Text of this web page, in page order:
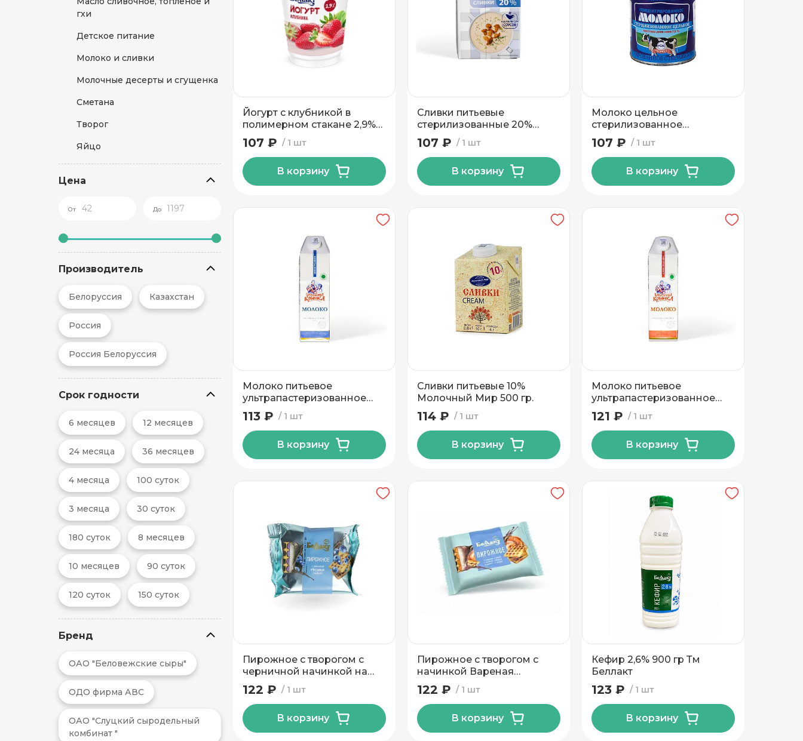
гхи
Детское питание
Молоко и сливки
Молочные десерты и сгущенка
Сметана
Творог
Яйцо
Цена
Производитель
Белоруссия Казахстан
Россия
Россия Белоруссия
Срок годности
6 месяцев 12 месяцев
24 месяца 36 месяцев
4 месяца 100 суток
3 месяца 30 суток
180 суток 8 месяцев
10 месяцев 90 суток
120 суток 150 суток
Бренд
ОАО "Беловежские сыры"
ОДО фирма АВС
ОАО "Слуцкий сыродельный
комбинат "
Йогурт с клубникой в
полимерном стакане 2,9%
380гр Тм Беллакт
1 шт
107 ₽
В корзину
Сливки питьевые
стерилизованные 20%
200гр Тм Беллакт
1 шт
107 ₽
В корзину
Молоко цельное
стерилизованное
концентрированное 8,6%
ТМ Рогачевъ 300 гр
1 шт
107 ₽
В корзину
Молоко питьевое
ультрапастеризованное
Бабушкина крынка 2,5% ТМ
Бабушкина крынка 1л
1 шт
113 ₽
В корзину
Сливки питьевые 10%
Молочный Мир 500 гр.
1 шт
114 ₽
В корзину
Молоко питьевое
ультрапастеризованное
Бабушкина крынка 3,2 % ТМ
Бабушкина крынка 1л
1 шт
121 ₽
В корзину
Пирожное с творогом с
черничной начинкой на
вафле 23 % 100гр Тм
Беллакт 1 шт
122 ₽
В корзину
Пирожное с творогом с
начинкой Вареная
сгущенка на вафле 23 %
100гр Тм Беллакт
1 шт
122 ₽
В корзину
Кефир 2,6% 900 гр Тм
Беллакт
1 шт
123 ₽
В корзину
Добавить новый адрес